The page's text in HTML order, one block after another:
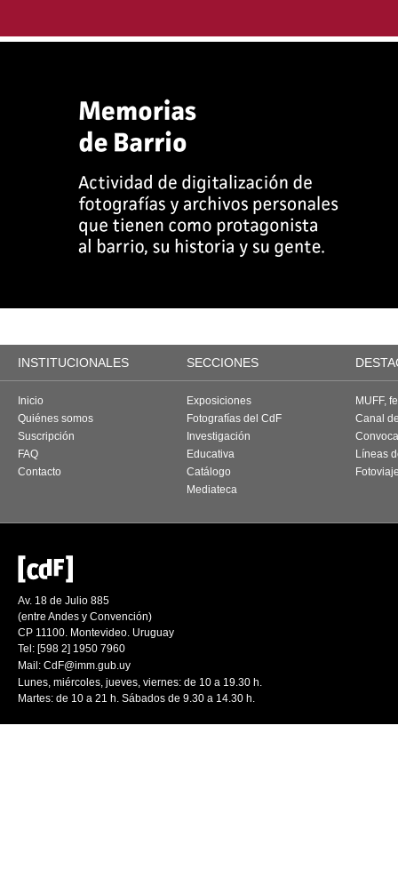
INSTITUCIONALES SECCIONES
Inicio
Quiénes somos
Suscripción
FAQ
Contacto
Exposiciones
Fotografías del CdF
Investigación
Educativa
Catálogo
Mediateca
MUFF,
Canal
Líneas
Av. 18 de Julio 885
(entre Andes y Convención)
CP 11100. Montevideo. Uruguay
Tel: [598 2] 1950 7960
Mail: CdF@imm.gub.uy
Lunes, miércoles, jueves, viernes: de 10 a 19.30 h.
Martes: de 10 a 21 h. Sábados de 9.30 a 14.30 h.